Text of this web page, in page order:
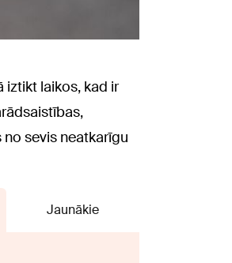
iztikt laikos, kad ir
sevis neatkarīgu
Jaunākie